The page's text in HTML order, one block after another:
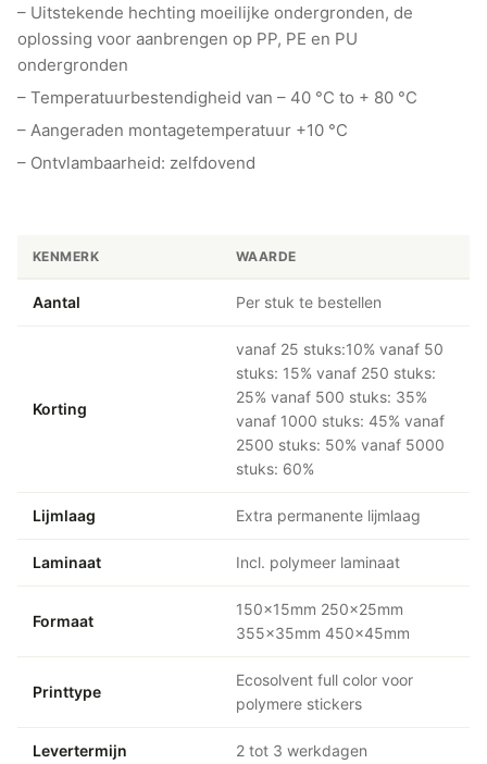
– Uitstekende hechting moeilijke ondergronden, de
oplossing voor aanbrengen op PP, PE en PU
ondergronden
– Temperatuurbestendigheid van – 40 °C to + 80 °C
– Aangeraden montagetemperatuur +10 °C
– Ontvlambaarheid: zelfdovend
KENMERK WAARDE
Aantal Per stuk te bestellen
Korting
vanaf 25 stuks:10% vanaf 50
stuks: 15% vanaf 250 stuks:
25% vanaf 500 stuks: 35%
vanaf 1000 stuks: 45% vanaf
2500 stuks: 50% vanaf 5000
stuks: 60%
Lijmlaag Extra permanente lijmlaag
Laminaat Incl. polymeer laminaat
Formaat
150x15mm 250x25mm
355x35mm 450x45mm
Printtype
Ecosolvent full color voor
polymere stickers
Levertermijn 2 tot 3 werkdagen